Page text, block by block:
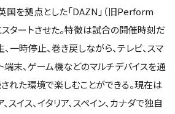
国を拠点とした「DAZN」（旧Perform
タートさせた。特徴は試合の開催時刻だ
一時停止、巻き戻しながら、テレビ、スマ
ト端末、ゲーム機などのマルチデバイスを通
された環境で楽しむことができる。現在は
スイス、イタリア、スペイン、カナダで独自